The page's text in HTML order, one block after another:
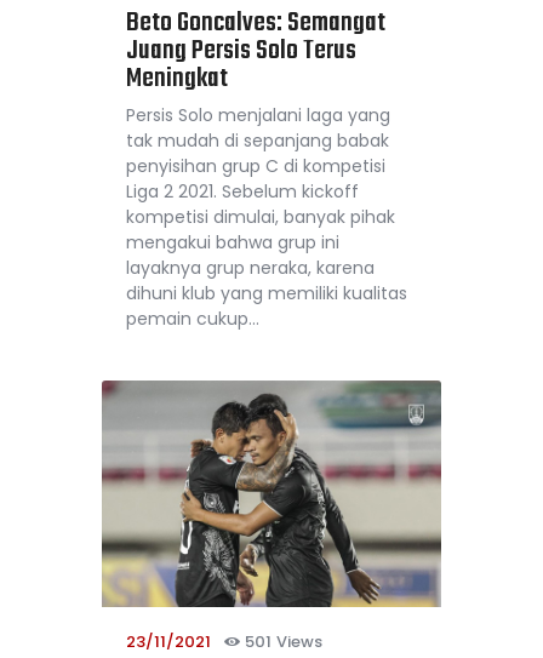
Beto Goncalves: Semangat
Juang Persis Solo Terus
Meningkat
Persis Solo menjalani laga yang
tak mudah di sepanjang babak
penyisihan grup C di kompetisi
Liga 2 2021. Sebelum kickoff
kompetisi dimulai, banyak pihak
mengakui bahwa grup ini
layaknya grup neraka, karena
dihuni klub yang memiliki kualitas
pemain cukup…
23/11/2021 501 Views